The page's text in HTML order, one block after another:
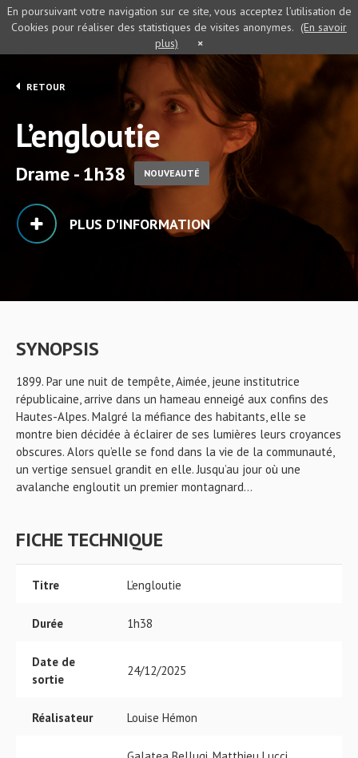
RETOUR
L’engloutie
Drame - 1h38 NOUVEAUTÉ
PLUS D'INFORMATION
SYNOPSIS
1899. Par une nuit de tempête, Aimée, jeune institutrice
républicaine, arrive dans un hameau enneigé aux confins des
Hautes-Alpes. Malgré la méfiance des habitants, elle se
montre bien décidée à éclairer de ses lumières leurs croyances
obscures. Alors qu’elle se fond dans la vie de la communauté,
un vertige sensuel grandit en elle. Jusqu’au jour où une
avalanche engloutit un premier montagnard…
FICHE TECHNIQUE
Titre L’engloutie
Durée 1h38
Date de
sortie
24/12/2025
Réalisateur Louise Hémon
En poursuivant votre navigation sur ce site, vous acceptez l’utilisation de
Cookies pour réaliser des statistiques de visites anonymes. (En savoir
plus)
×